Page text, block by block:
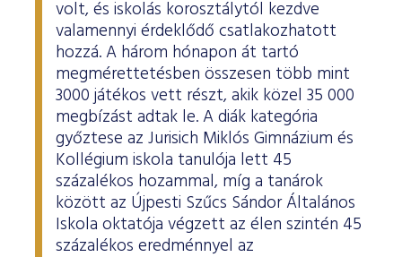
volt, és iskolás korosztálytól kezdve
valamennyi érdeklődő csatlakozhatott
hozzá. A három hónapon át tartó
megmérettetésben összesen több mint
3000 játékos vett részt, akik közel 35 000
megbízást adtak le. A diák kategória
győztese az Jurisich Miklós Gimnázium és
Kollégium iskola tanulója lett 45
százalékos hozammal, míg a tanárok
között az Újpesti Szűcs Sándor Általános
Iskola oktatója végzett az élen szintén 45
százalékos eredménnyel az